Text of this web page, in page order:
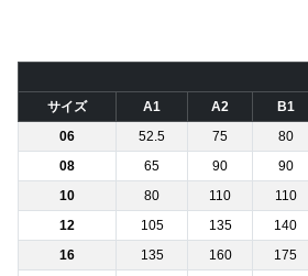
サイズ A1 A2 B1
06
52.5 75 80
08
65 90 90
10
80 110 110
12
105 135 140
16
135 160 175